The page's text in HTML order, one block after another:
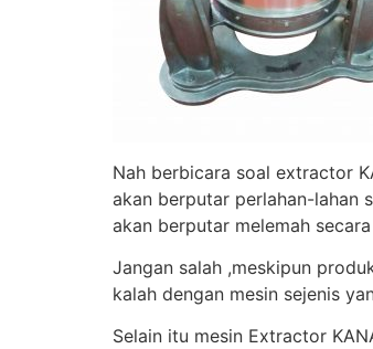
Nah berbicara soal extractor
akan berputar perlahan-lahan
akan berputar melemah
Jangan salah ,meskipun
kalah dengan mesin sejenis
Selain itu mesin Extractor